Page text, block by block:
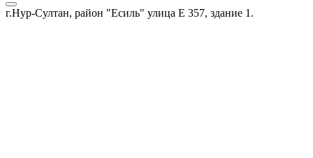
г.Нур-Султан, район "Есиль" улица Е 357, здание 1.